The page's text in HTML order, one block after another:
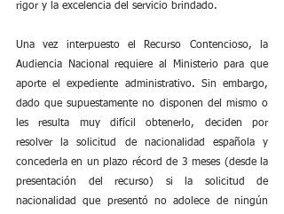
rigor y la excelencia del servicio brindado.
Una vez interpuesto el Recurso Contencioso, la
Audiencia Nacional requiere al Ministerio para que
aporte el expediente administrativo. Sin embargo,
dado que supuestamente no disponen del mismo o
les resulta muy difícil obtenerlo, deciden por
resolver la solicitud de nacionalidad española y
concederla en un plazo récord de 3 meses (desde la
presentación del recurso) si la solicitud de
nacionalidad que presentó no adolece de ningún